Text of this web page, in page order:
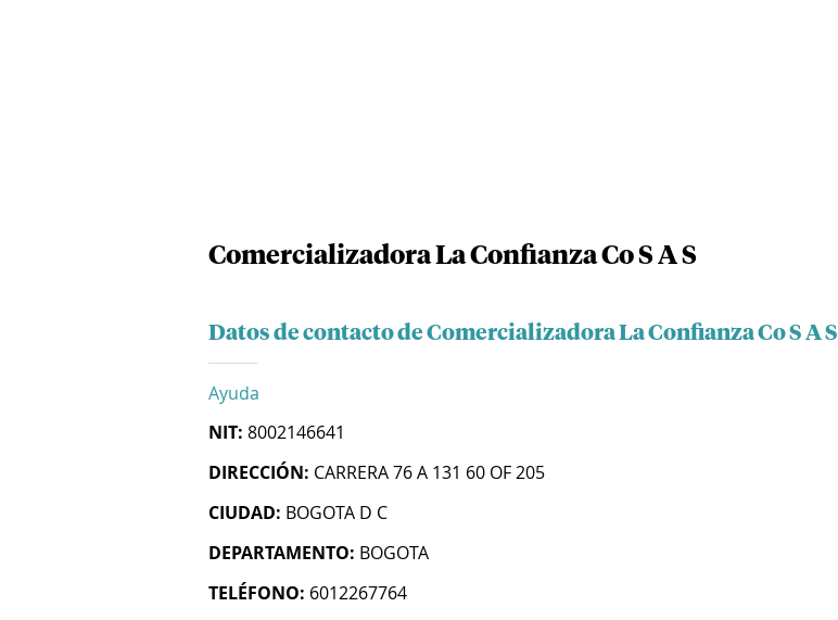
Comercializadora La Confianza Co S A S
Datos de contacto de Comercializadora La Confianza Co S A S
Ayuda
NIT: 8002146641
DIRECCIÓN: CARRERA 76 A 131 60 OF 205
CIUDAD: BOGOTA D C
DEPARTAMENTO: BOGOTA
TELÉFONO: 6012267764